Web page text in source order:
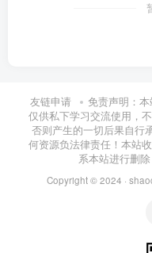
友链申请
免责声明：
仅供私下学习交流使用，
否则产生的一切后果自行
何资源负法律责任！本站
系本站进行删除
Copyright © 2024 ·